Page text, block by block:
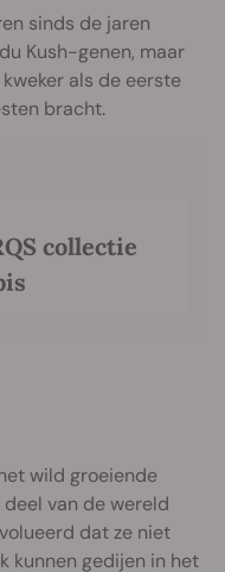
sinds de jaren
Kush-genen, maar
als de eerste
bracht.
collectie
wild groeiende
van de wereld
dat ze niet
kunnen gedijen in het